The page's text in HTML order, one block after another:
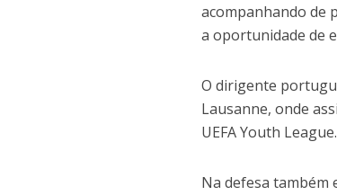
acompanhando de
a oportunidade de
O dirigente
Lausanne, onde
UEFA Youth
Na defesa também